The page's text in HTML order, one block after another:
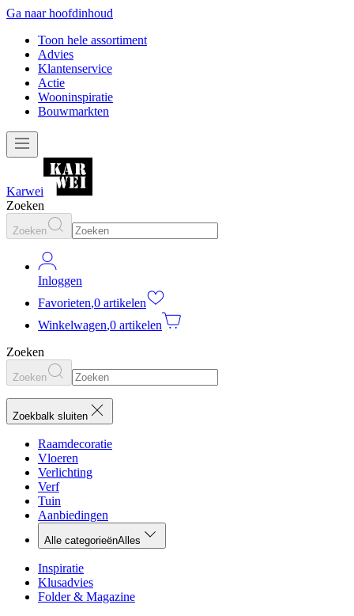
Ga naar hoofdinhoud
Toon hele assortiment
Advies
Klantenservice
Actie
Wooninspiratie
Bouwmarkten
Karwei
Zoeken
Zoeken
Inloggen
Favorieten,0 artikelen
Winkelwagen,0 artikelen
Zoeken
Zoeken
Zoekbalk sluiten
Raamdecoratie
Vloeren
Verlichting
Verf
Tuin
Aanbiedingen
Alle categorieënAlles
Inspiratie
Klusadvies
Folder & Magazine